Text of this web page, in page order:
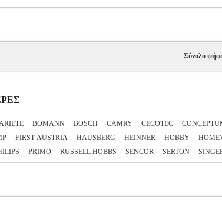
Σύνολο
BOMANN BOSCH CAMRY CECOTEC
FIRST AUSTRIA HAUSBERG HEINNER HOBBY
PRIMO RUSSELL HOBBS SENCOR SERTON